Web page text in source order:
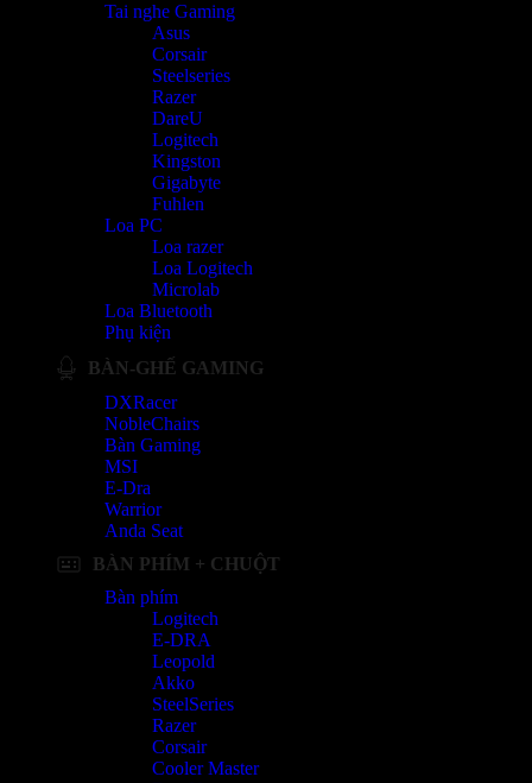
Tai nghe Gaming
Asus
Corsair
Steelseries
Razer
DareU
Logitech
Kingston
Gigabyte
Fuhlen
Loa PC
Loa razer
Loa Logitech
Microlab
Loa Bluetooth
Phụ kiện
BÀN-GHẾ GAMING
DXRacer
NobleChairs
Bàn Gaming
MSI
E-Dra
Warrior
Anda Seat
BÀN PHÍM + CHUỘT
Bàn phím
Logitech
E-DRA
Leopold
Akko
SteelSeries
Razer
Corsair
Cooler Master